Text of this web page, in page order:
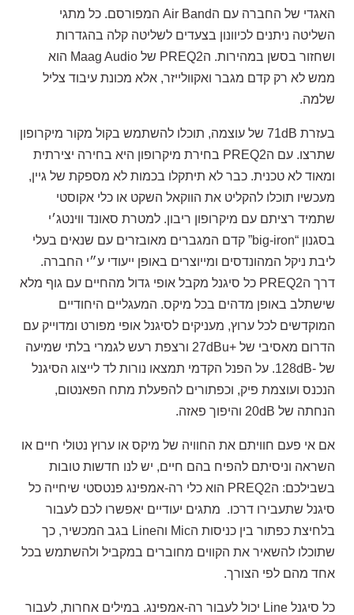
האגדי של החברה עם הAir Band המפורסם. כל מתגי
השליטה ניתנים לכיוונון בצעדים לשליטה קלה בהגדרות
ושחזור בסשן במהירות. הPREQ2 של Maag Audio הוא
ממש לא רק קדם מגבר ואקוולייזר, אלא מכונת עיבוד צליל
שלמה.
בעזרת 71dB של עוצמה, תוכלו להשתמש בקול מקור מיקרופון
שתרצו. עם הPREQ2 בחירת מיקרופון היא בחירה יצירתית
ומאוד לא טכנית. כבר לא תיתקלו בכמות לא מספקת של גיין,
מעכשיו תוכלו להקליט את הווקאל השקט או כלי אקוסטי
שתמיד רציתם עם מיקרופון ריבון. למטרת סאונד ווינטג׳י
בסגנון “big-iron” קדם המגברים מאובזרים עם שנאים בעלי
ליבת ניקל המהונדסים ומייוצרים באופן ייעודי ע״י החברה.
דרך הPREQ2 כל סיגנל מקבל אופי גדול מהחיים עם גוף מלא
שישתלב באופן מדהים בכל מיקס. המעגליים היחודיים
המוקדשים לכל ערוץ, מעניקים לסיגנל אופי מפורט ומדוייק עם
הדרום מאסיבי של +27dBu ורצפת רעש לגמרי בלתי שמיעה
של -128dB. על הפנל הקדמי תמצאו נורות לד לייצוג הסיגנל
הנכנס ועוצמת פיק, וכפתורים להפעלת מתח הפאנטום,
הנחתה של 20dB והיפוך פאזה.
אם אי פעם חוויתם את החוויה של מיקס או ערוץ נטולי חיים או
השראה וניסיתם להפיח בהם חיים, יש לנו חדשות טובות
בשבילכם: הPREQ2 הוא כלי רה-אמפינג פנטסטי שיחייה כל
סיגנל שתעבירו דרכו. מתגים יעודיים יאפשרו לכם לעבור
בלחיצת כפתור בין כניסות הMic והLine בגב המכשיר, כך
שתוכלו להשאיר את הקווים מחוברים במקביל ולהשתמש בכל
אחד מהם לפי הצורך.
כל סיגנל Line יכול לעבור רה-אמפינג. במילים אחרות, לעבור